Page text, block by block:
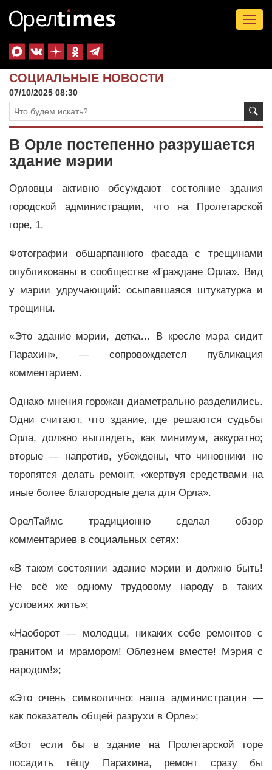
СОЦИАЛЬНЫЕ НОВОСТИ
07/10/2025 08:30
В Орле постепенно разрушается
здание мэрии
Орловцы активно обсуждают состояние здания
городской администрации, что на Пролетарской
горе, 1.
Фотографии обшарпанного фасада с трещинами
опубликованы в сообществе «Граждане Орла». Вид
у мэрии удручающий: осыпавшаяся штукатурка и
трещины.
«Это здание мэрии, детка… В кресле мэра сидит
Парахин», — сопровождается публикация
комментарием.
Однако мнения горожан диаметрально разделились.
Одни считают, что здание, где решаются судьбы
Орла, должно выглядеть, как минимум, аккуратно;
вторые — напротив, убеждены, что чиновники не
торопятся делать ремонт, «жертвуя средствами на
иные более благородные дела для Орла».
ОрелТаймс традиционно сделал обзор
комментариев в социальных сетях:
«В таком состоянии здание мэрии и должно быть!
Не всё же одному трудовому народу в таких
условиях жить»;
«Наоборот — молодцы, никаких себе ремонтов с
гранитом и мрамором! Облезнем вместе! Мэрия с
народом!»;
«Это очень символично: наша администрация —
как показатель общей разрухи в Орле»;
«Вот если бы в здание на Пролетарской горе
посадить тёщу Парахина, ремонт сразу бы